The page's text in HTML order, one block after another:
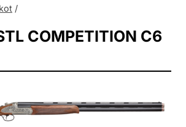
/
COMPETITION C6